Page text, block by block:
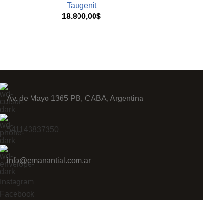
Taugenit
18.800,00$
Av. de Mayo 1365 PB, CABA, Argentina
541143837350
info@emanantial.com.ar
Instagram
Facebook